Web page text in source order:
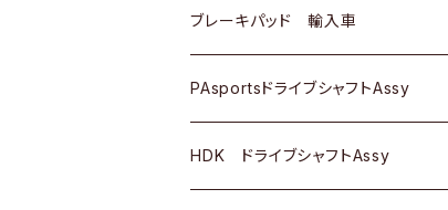
三菱
スバル
ＢＥＮＺ
三菱
スバル
マツダ
三菱
スバル
ダイハツ
マツダ
三菱
日産
ダイハツ
マツダ
日産
ダイハツ
マツダ
ホンダ
スズキ
日産
ＡＵＤＩ
ＢＥＮＺ
ＢＭＷ
ブレーキパッド 輸入車
ＢＥＮＺ
ＢＭＷ
PAsportsドライブシャフトAssy
トヨタ
HDK ドライブシャフトAssy